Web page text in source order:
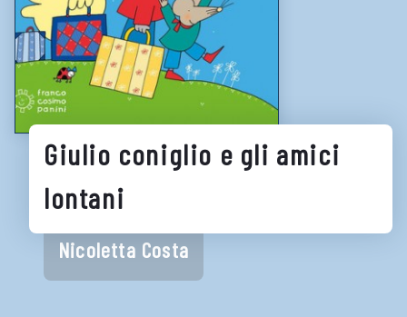
Biblioteche e cataloghi online
Consigli per la lettura
Biblioteche digitali
Gaming
Giulio coniglio e gli amici
lontani
Nicoletta Costa